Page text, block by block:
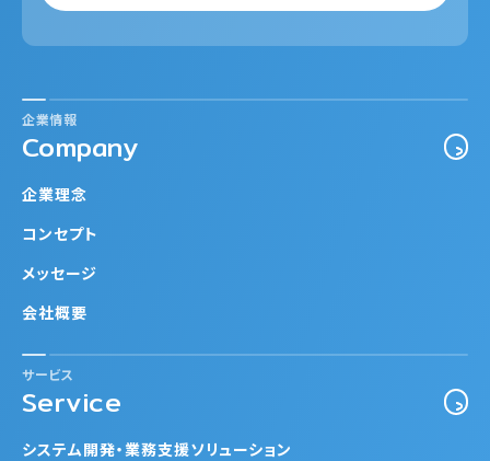
企業情報
Company
企業理念
コンセプト
メッセージ
会社概要
サービス
Service
システム開発・業務支援ソリューション